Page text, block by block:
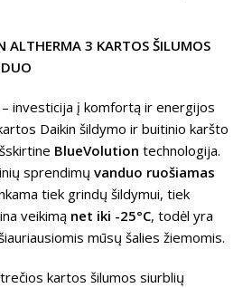
ALTHERMA 3 KARTOS ŠILUMOS
– investicija į komfortą ir energijos
Daikin šildymo ir buitinio karšto
BlueVolution technologija.
sprendimų vanduo ruošiamas
tiek grindų šildymui, tiek
veikimą net iki -25°C, todėl yra
mūsų šalies žiemomis.
trečios kartos šilumos siurblių